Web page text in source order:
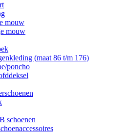
mouw
mouw
(maat 86 t/m 176)
poncho
schoenen